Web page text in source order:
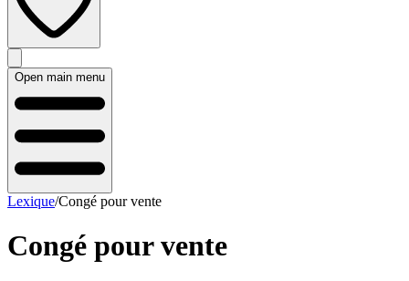
Open main menu
Lexique/Congé pour vente
Congé pour vente